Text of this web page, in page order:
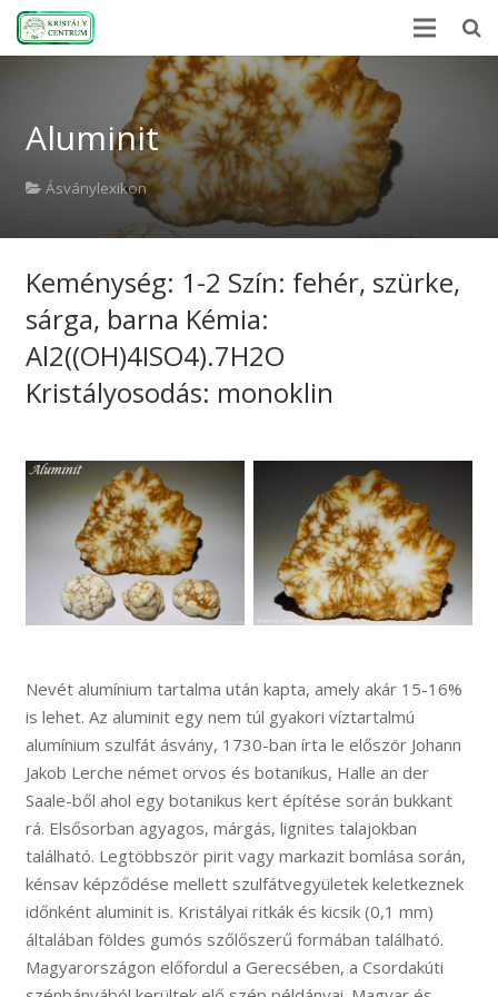
Ásványlexikon
Kristályerő
A kövekről
Rólunk
Kapcsolat
EN
Aluminit
Ásványlexikon
Keménység: 1-2 Szín: fehér, szürke,
sárga, barna Kémia:
Al2((OH)4ISO4).7H2O
Kristályosodás: monoklin
Nevét alumínium tartalma után kapta, amely akár 15-16%
is lehet. Az aluminit egy nem túl gyakori víztartalmú
alumínium szulfát ásvány, 1730-ban írta le először Johann
Jakob Lerche német orvos és botanikus, Halle an der
Saale-ből ahol egy botanikus kert építése során bukkant
rá. Elsősorban agyagos, márgás, lignites talajokban
található. Legtöbbször pirit vagy markazit bomlása során,
kénsav képződése mellett szulfátvegyületek keletkeznek
időnként aluminit is. Kristályai ritkák és kicsik (0,1 mm)
általában földes gumós szőlőszerű formában található.
Magyarországon előfordul a Gerecsében, a Csordakúti